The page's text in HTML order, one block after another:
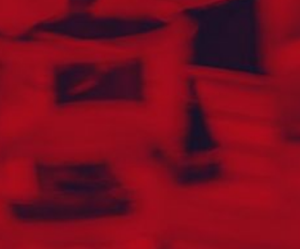
BOSNIA-HERCEGOVINA
BOTSWANA
BURKINA FASO
CHILE
COLOMBIA
COOKØYENE
COSTA RICA